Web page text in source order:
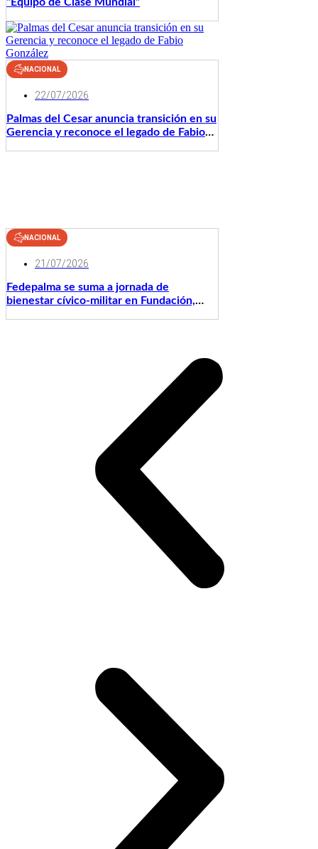
22/07/2026
Palmas del Cesar anuncia transición en su
Gerencia y reconoce el legado de Fabio
González
NACIONAL